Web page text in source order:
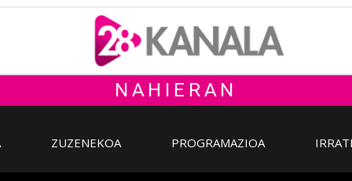
NAHIERAN
ZUZENEKOA PROGRAMAZIOA